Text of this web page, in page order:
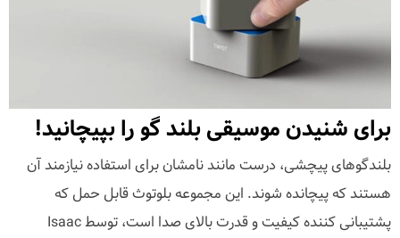
برای شنیدن موسیقی بلند گو را بپیچانید!
بلندگوهای پیچشی، درست مانند نامشان برای استفاده نیازمند آن
هستند که پیچانده شوند. این مجموعه بلوتوث قابل حمل که
پشتیبانی کننده کیفیت و قدرت بالای صدا است، توسط Isaac